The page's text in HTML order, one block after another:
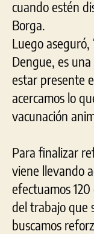
cuando estén
Borga.
Luego aseguró,
Dengue, es
estar presente
acercamos lo
vacunación
Para finalizar
viene llevando
efectuamos
del trabajo que
buscamos